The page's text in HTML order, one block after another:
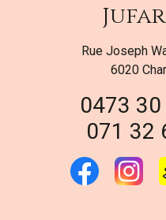
Rue Joseph
6020
0473
071 32